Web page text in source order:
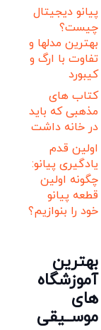
پیانو دیجیتال
چیست؟
بهترین مدلها و
تفاوت با ارگ و
کیبورد
کتاب های
مذهبی که باید
در خانه داشت
اولین قدم
یادگیری پیانو:
چگونه اولین
قطعه پیانو
خود را بنوازیم؟
بهترین
آموزشگاه
های
موســیقی